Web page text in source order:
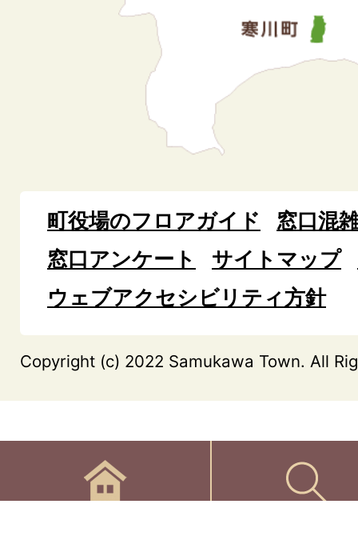
町役場のフロアガイド
窓口混
窓口アンケート
サイトマップ
ウェブアクセシビリティ方針
Copyright (c) 2022 Samukawa Town. All